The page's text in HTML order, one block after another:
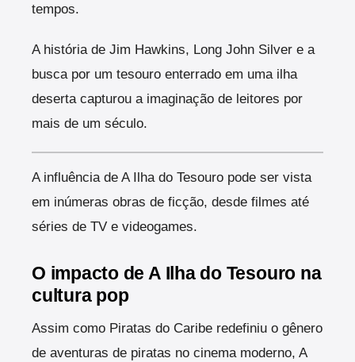
tempos.
A história de Jim Hawkins, Long John Silver e a
busca por um tesouro enterrado em uma ilha
deserta capturou a imaginação de leitores por
mais de um século.
A influência de A Ilha do Tesouro pode ser vista
em inúmeras obras de ficção, desde filmes até
séries de TV e videogames.
O impacto de A Ilha do Tesouro na
cultura pop
Assim como Piratas do Caribe redefiniu o gênero
de aventuras de piratas no cinema moderno, A